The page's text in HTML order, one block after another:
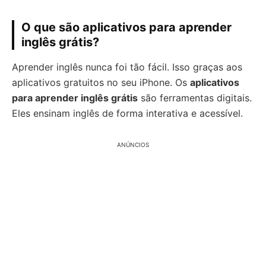
O que são aplicativos para aprender
inglês grátis?
Aprender inglês nunca foi tão fácil. Isso graças aos
aplicativos gratuitos no seu iPhone. Os aplicativos
para aprender inglês grátis são ferramentas digitais.
Eles ensinam inglês de forma interativa e acessível.
ANÚNCIOS